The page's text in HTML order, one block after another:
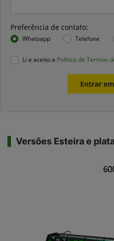
Preferência de contato:
Whatsapp Telefone
Li e aceito a Política de Termos
Entrar
Versões Esteira e